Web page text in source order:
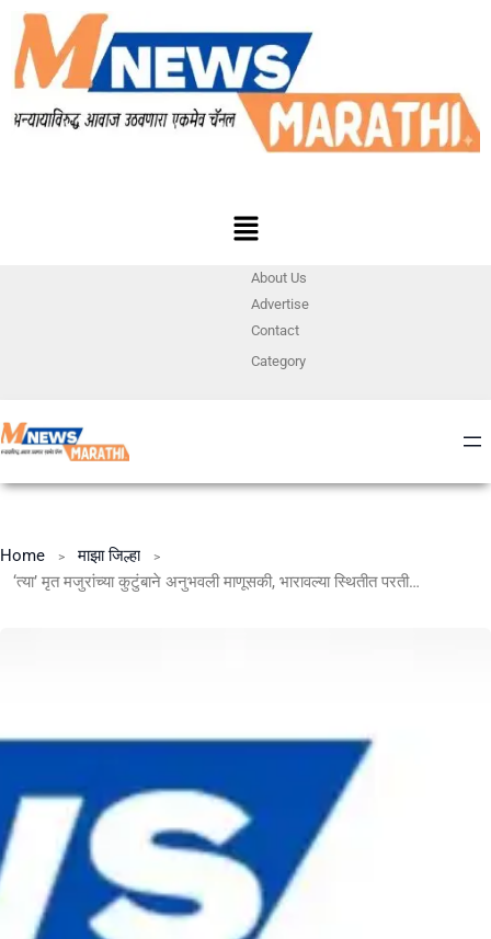
About Us
Advertise
Contact
Category
Home
माझा जिल्हा
‘त्या’ मृत मजुरांच्या कुटुंबाने अनुभवली माणूसकी, भारावल्या स्थितीत परतीचा प्रवास